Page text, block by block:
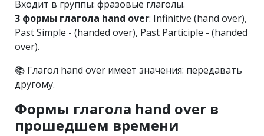
Входит в группы: фразовые глаголы.
3 формы глагола hand over: Infinitive (hand over),
Past Simple - (handed over), Past Participle - (handed
over).
📚 Глагол hand over имеет значения: передавать
другому.
Формы глагола hand over в
прошедшем времени